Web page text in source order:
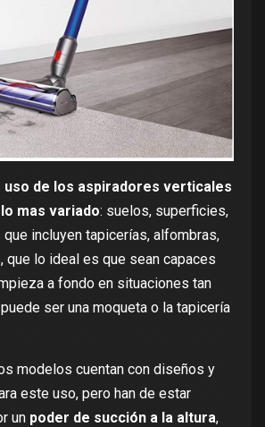
uso de los aspiradores verticales
mas variado: suelos, superficies,
incluyen tapicerías, alfombras,
que lo ideal es que sean capaces
a fondo en situaciones tan
ser una moqueta o la tapicería
modelos cuentan con diseños y
este uso, pero han de estar
un poder de succión a la altura,